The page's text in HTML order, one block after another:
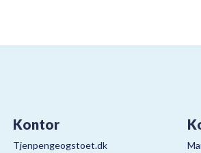
Kontor
Tjenpengeogstoet.dk